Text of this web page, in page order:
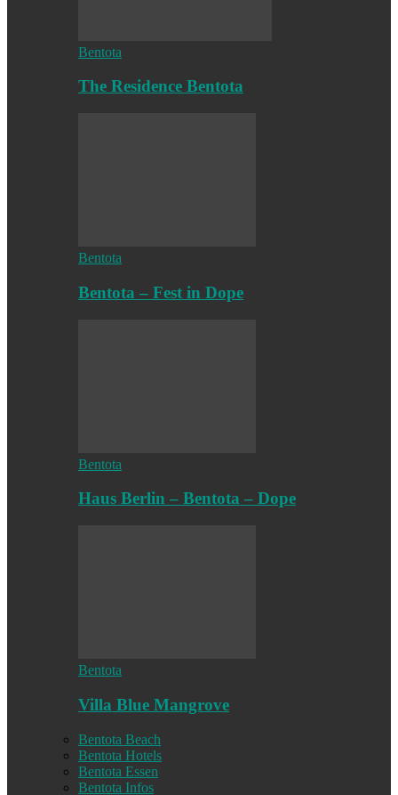
Bentota
The Residence Bentota
Bentota
Bentota – Fest in Dope
Bentota
Haus Berlin – Bentota – Dope
Bentota
Villa Blue Mangrove
Bentota Beach
Bentota Hotels
Bentota Essen
Bentota Infos